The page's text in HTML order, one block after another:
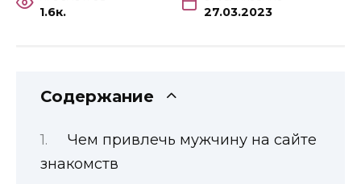
1.6к. 27.03.2023
Содержание
Чем привлечь мужчину на сайте
знакомств